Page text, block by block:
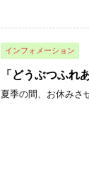
インフォメーション
「どうぶつふれ
夏季の間、お休みさ